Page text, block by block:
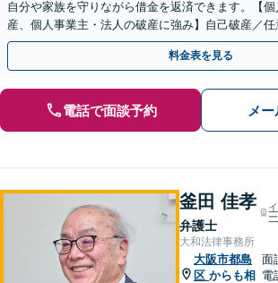
自分や家族を守りながら借金を返済できます。【
産、個人事業主・法人の破産に強み】自己破産／
還など対応可能です。悩まず、安心して相談くださ
料金表を見る
電話で面談予約 メ
釜田 佳孝
弁護士
大和法律事務所
大阪市都島
区 からも相
面
電